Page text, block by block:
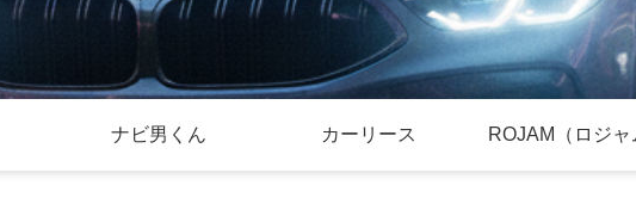
ナビ男くん カーリース ROJAM（ロジャ